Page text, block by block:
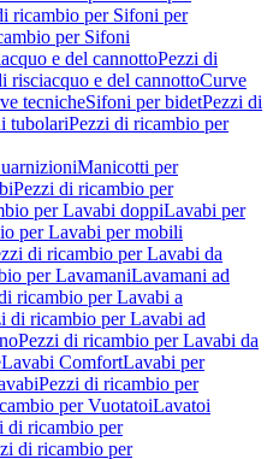
ricambio per Sifoni per
per Sifoni
e del cannottoPezzi di
risciacquo e del cannottoCurve
tecnicheSifoni per bidetPezzi di
tubolariPezzi di ricambio per
Manicotti per
Pezzi di ricambio per
per Lavabi doppiLavabi per
per Lavabi per mobili
di ricambio per Lavabi da
per LavamaniLavamani ad
ricambio per Lavabi a
di ricambio per Lavabi ad
Pezzi di ricambio per Lavabi da
Lavabi ComfortLavabi per
Pezzi di ricambio per
per VuotatoiLavatoi
di ricambio per
di ricambio per